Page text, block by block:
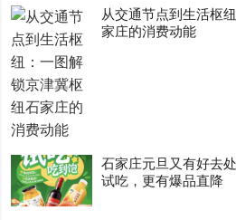
从交通节点到生活枢
家庄的消费动能
石家庄元旦又有好去
试吃，更有爆品直降